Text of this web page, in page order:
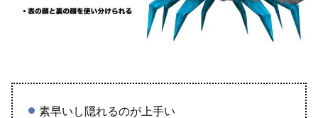
素早いし隠れるのが上手い